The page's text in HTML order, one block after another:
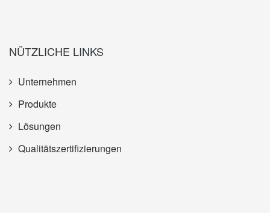
NÜTZLICHE LINKS
Unternehmen
Produkte
Lösungen
Qualitätszertifizierungen